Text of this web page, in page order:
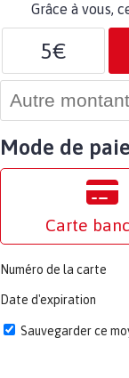
Grâce à vous,
5€
Mode de
Carte
Numéro de la carte
Date d'expiration
Sauvegarder ce